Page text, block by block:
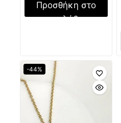
Προσθήκη στο
καλάθι
-44%